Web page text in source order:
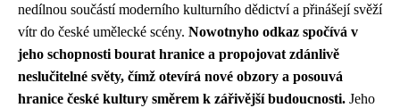
nedílnou součástí moderního kulturního dědictví a přinášejí svěží
vítr do české umělecké scény. Nowotnyho odkaz spočívá v
jeho schopnosti bourat hranice a propojovat zdánlivě
neslučitelné světy, čímž otevírá nové obzory a posouvá
hranice české kultury směrem k zářivější budoucnosti. Jeho